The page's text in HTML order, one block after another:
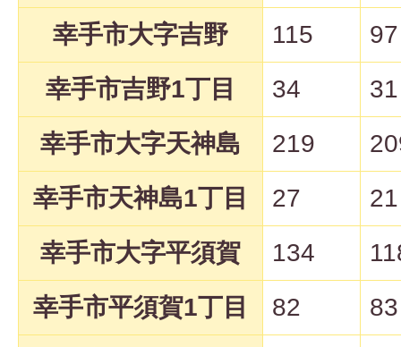
幸手市大字吉野
115
97
幸手市吉野1丁目
34
31
幸手市大字天神島
219
幸手市天神島1丁目
27
21
幸手市大字平須賀
134
幸手市平須賀1丁目
82
83